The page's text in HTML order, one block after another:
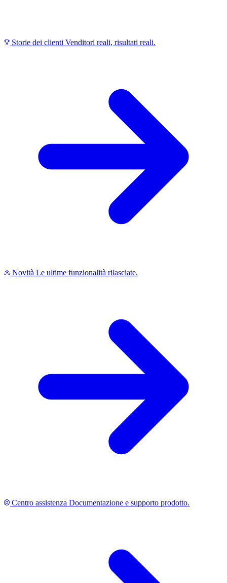
Storie dei clienti Venditori reali, risultati reali.
Novità Le ultime funzionalità rilasciate.
Centro assistenza Documentazione e supporto prodotto.